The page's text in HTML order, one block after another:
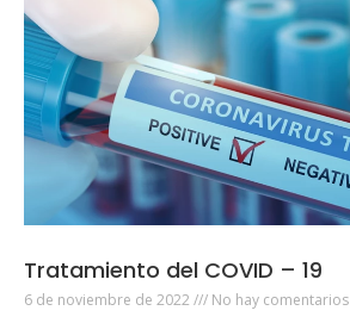
Tratamiento del COVID – 19
6 de noviembre de 2022 No hay comentarios